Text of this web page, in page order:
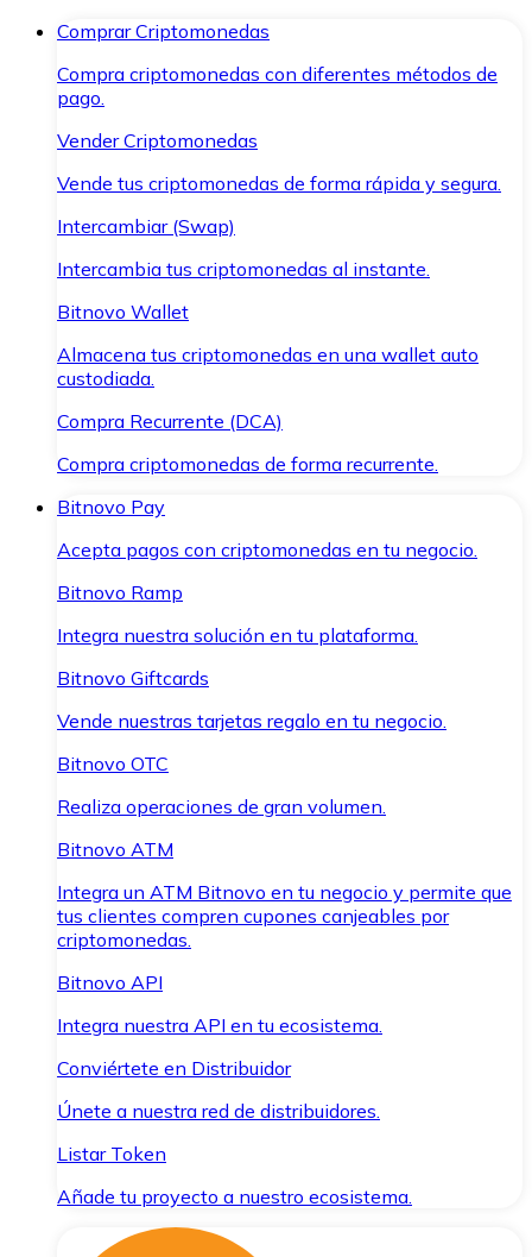
Comprar Criptomonedas
Compra criptomonedas con diferentes métodos de
pago.
Vender Criptomonedas
Vende tus criptomonedas de forma rápida y segura.
Intercambiar (Swap)
Intercambia tus criptomonedas al instante.
Bitnovo Wallet
Almacena tus criptomonedas en una wallet auto
custodiada.
Compra Recurrente (DCA)
Compra criptomonedas de forma recurrente.
Bitnovo Pay
Acepta pagos con criptomonedas en tu negocio.
Bitnovo Ramp
Integra nuestra solución en tu plataforma.
Bitnovo Giftcards
Vende nuestras tarjetas regalo en tu negocio.
Bitnovo OTC
Realiza operaciones de gran volumen.
Bitnovo ATM
Integra un ATM Bitnovo en tu negocio y permite que
tus clientes compren cupones canjeables por
criptomonedas.
Bitnovo API
Integra nuestra API en tu ecosistema.
Conviértete en Distribuidor
Únete a nuestra red de distribuidores.
Listar Token
Añade tu proyecto a nuestro ecosistema.